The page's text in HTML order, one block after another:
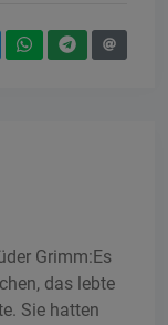
Grimm:Es
das lebte
Sie hatten